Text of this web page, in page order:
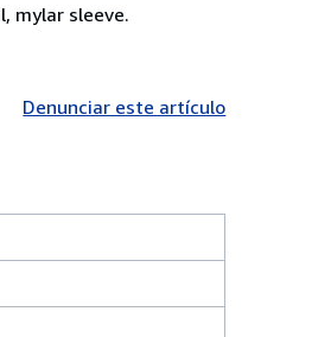
mylar sleeve.
Denunciar este artículo